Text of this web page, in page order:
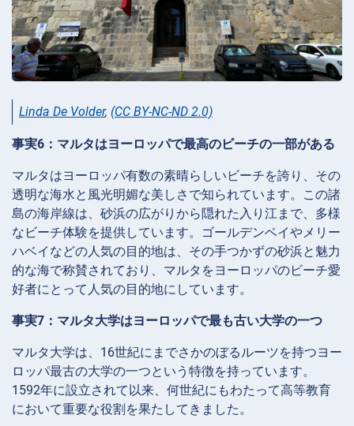
Linda De Volder, (CC BY-NC-ND 2.0)
事実6：マルタはヨーロッパで最高のビーチの一部がある
マルタはヨーロッパ有数の素晴らしいビーチを誇り、その
透明な海水と風光明媚な美しさで知られています。この諸
島の海岸線は、砂浜の広がりから隠れた入り江まで、多様
なビーチ体験を提供しています。ゴールデンベイやメリー
ハベイなどの人気の目的地は、その手つかずの砂浜と魅力
的な海で称賛されており、マルタをヨーロッパのビーチ愛
好者にとって人気の目的地にしています。
事実7：マルタ大学はヨーロッパで最も古い大学の一つ
マルタ大学は、16世紀にまでさかのぼるルーツを持つヨー
ロッパ最古の大学の一つという特徴を持っています。
1592年に設立されて以来、何世紀にもわたって高等教育
において重要な役割を果たしてきました。